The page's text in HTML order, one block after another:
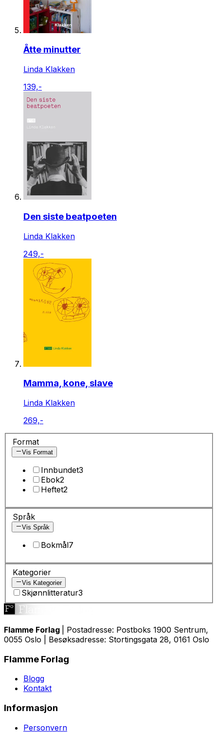
Åtte minutter
Linda Klakken
139,-
Den siste beatpoeten
Linda Klakken
249,-
Mamma, kone, slave
Linda Klakken
269,-
Format
Vis Format
Innbundet3
Ebok2
Heftet2
Språk
Vis Språk
Bokmål7
Kategorier
Vis Kategorier
Skjønnlitteratur3
Flamme Forlag
| Postadresse: Postboks 1900 Sentrum,
0055 Oslo | Besøksadresse: Stortingsgata 28, 0161 Oslo
Flamme Forlag
Blogg
Kontakt
Informasjon
Personvern